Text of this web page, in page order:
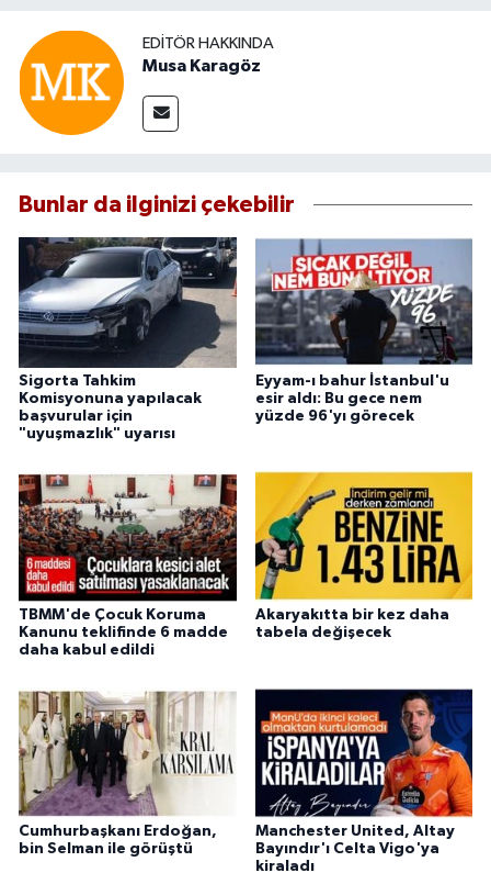
EDITÖR HAKKINDA
Musa Karagöz
Bunlar da ilginizi çekebilir
Sigorta Tahkim
Komisyonuna yapılacak
başvurular için
"uyuşmazlık" uyarısı
Eyyam-ı bahur İstanbul'u
esir aldı: Bu gece nem
yüzde 96'yı görecek
TBMM'de Çocuk Koruma
Kanunu teklifinde 6 madde
daha kabul edildi
Akaryakıtta bir kez daha
tabela değişecek
Cumhurbaşkanı Erdoğan,
bin Selman ile görüştü
Manchester United, Altay
Bayındır'ı Celta Vigo'ya
kiraladı